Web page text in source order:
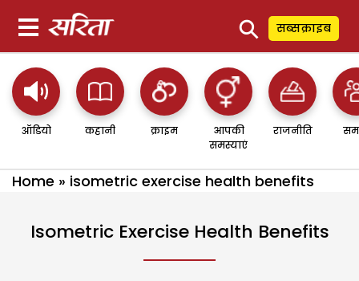
⚲ सब्सक्राइब
ऑडियो कहानी क्राइम
आपकी
समस्याएं
राजनीति
Home » isometric exercise health benefits
Isometric Exercise Health Benefits